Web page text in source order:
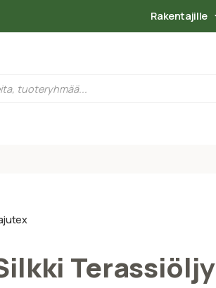
Rakentajille
Terassiöljy